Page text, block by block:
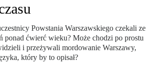
Powstania Warszawskiego czekali ze
ponad ćwierć wieku? Może chodzi po prostu
i przeżywali mordowanie Warszawy,
który by to opisał?